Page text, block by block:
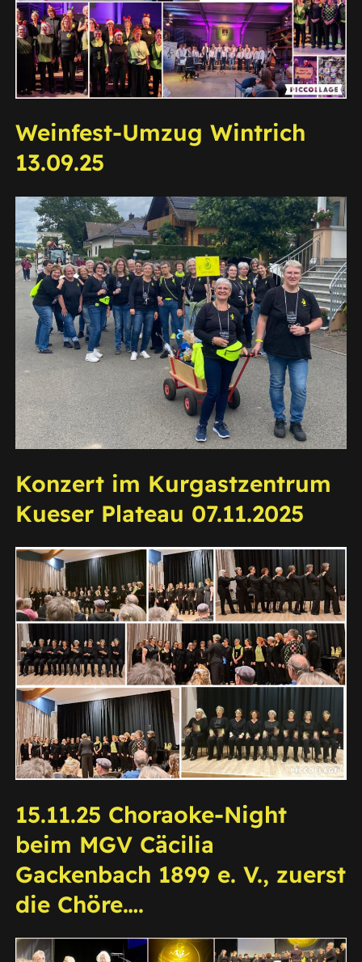
Weinfest-Umzug Wintrich
13.09.25
Konzert im Kurgastzentrum
Kueser Plateau 07.11.2025
15.11.25 Choraoke-Night
beim MGV Cäcilia
Gackenbach 1899 e. V., zuerst
die Chöre….